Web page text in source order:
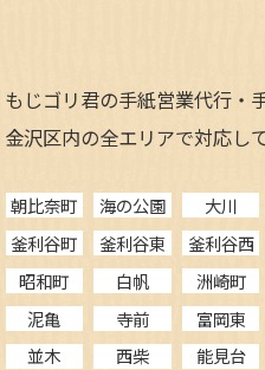
もじゴリ君の手紙営業代行・
金沢区内の全エリアで対応し
朝比奈町 海の公園 大川
釜利谷町
釜利谷東 釜利谷西
昭和町
白帆 洲崎町
泥亀
寺前 富岡東
並木
西柴 能見台